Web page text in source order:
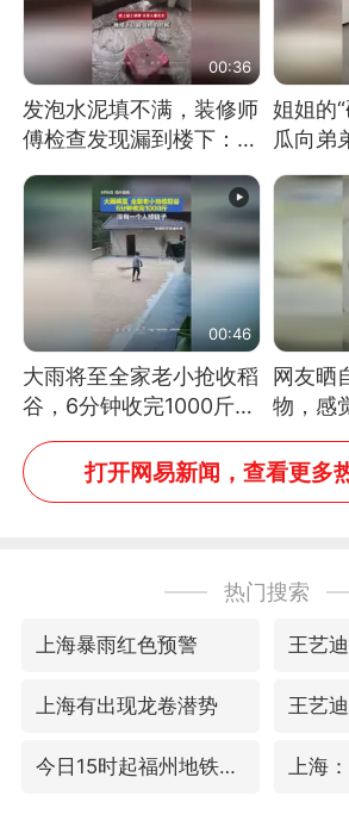
00:36
发泡水泥填不满，装修师
傅检查发现漏到楼下：出
风口未延伸到外墙
姐姐的
瓜向弟
网友：
教！
00:46
大雨将至全家老小抢收稻
谷，6分钟收完1000斤，
没有一个人掉链子
网友晒
物，感
些不一
打开网易新闻，查看更多
热门搜索
上海暴雨红色预警
上海有出现龙卷潜势 王艺
今日15时起福州地铁高架区段停运